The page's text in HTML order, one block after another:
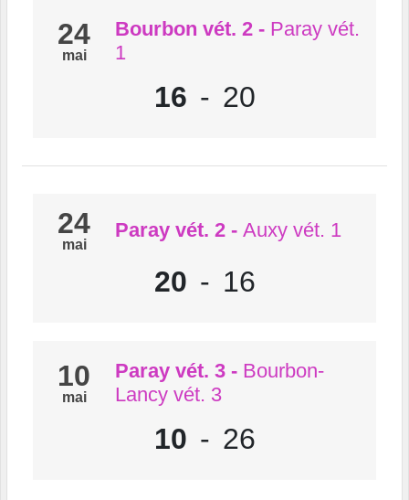
24
mai
Bourbon vét. 2 - Paray vét.
1
16 - 20
24
mai
Paray vét. 2 - Auxy vét. 1
20 - 16
10
mai
Paray vét. 3 - Bourbon-
Lancy vét. 3
10 - 26